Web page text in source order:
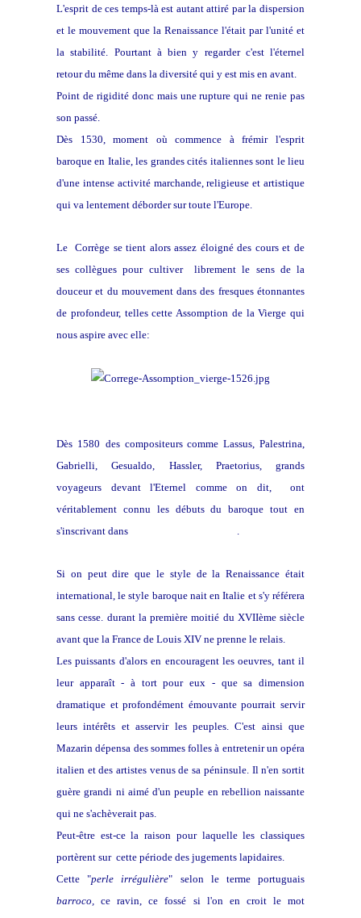
L'esprit de ces temps-là est autant attiré par la dispersion
et le mouvement que la Renaissance l'était par l'unité et
la stabilité. Pourtant à bien y regarder c'est l'éternel
retour du même dans la diversité qui y est mis en avant.
Point de rigidité donc mais une rupture qui ne renie pas
son passé.
Dès 1530, moment où commence à frémir l'esprit
baroque en Italie, les grandes cités italiennes sont le lieu
d'une intense activité marchande, religieuse et artistique
qui va lentement déborder sur toute l'Europe.
Le Corrège se tient alors assez éloigné des cours et de
ses collègues pour cultiver librement le sens de la
douceur et du mouvement dans des fresques étonnantes
de profondeur, telles cette Assomption de la Vierge qui
nous aspire avec elle:
Dès 1580 des compositeurs comme Lassus, Palestrina,
Gabrielli, Gesualdo, Hassler, Praetorius, grands
voyageurs devant l'Eternel comme on dit, ont
véritablement connu les débuts du baroque tout en
s'inscrivant dans
Si on peut dire que le style de la Renaissance était
international, le style baroque nait en Italie et s'y référera
sans cesse. durant la première moitié du XVIIème siècle
avant que la France de Louis XIV ne prenne le relais.
Les puissants d'alors en encouragent les oeuvres, tant il
leur apparaît - à tort pour eux - que sa dimension
dramatique et profondément émouvante pourrait servir
leurs intérêts et asservir les peuples. C'est ainsi que
Mazarin dépensa des sommes folles à entretenir un opéra
italien et des artistes venus de sa péninsule. Il n'en sortit
guère grandi ni aimé d'un peuple en rebellion naissante
qui ne s'achèverait pas.
Peut-être est-ce la raison pour laquelle les classiques
portèrent sur cette période des jugements lapidaires.
Cette "perle irrégulière" selon le terme portuguais
barroco,
ce ravin, ce fossé si l'on en croit le mot